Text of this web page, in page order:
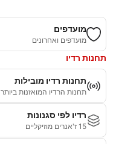
מועדפים
מועדפים ואחרונים
תחנות רדיו
תחנות רדיו מובילות
תחנות הרדיו המואזנות ביותר
רדיו לפי סגנונות
15 ז'אנרים מוזיקליים